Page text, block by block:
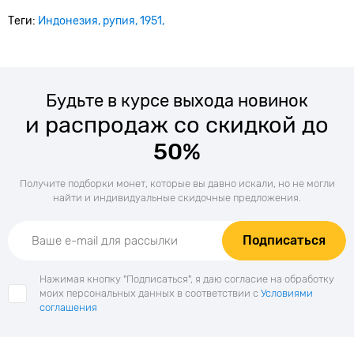
Теги: Индонезия рупия 1951
Будьте в курсе выхода новинок
и распродаж со скидкой до
50%
Получите подборки монет, которые вы давно искали, но не могли
найти и индивидуальные скидочные предложения.
Подписаться
Нажимая кнопку "Подписаться", я даю согласие на обработку
моих персональных данных в соответствии с Условиями
соглашения